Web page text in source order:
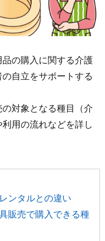
の購入に関する介護
自立をサポートする
対象となる種目（介
用の流れなどを詳し
ンタルとの違い
販売で購入できる種